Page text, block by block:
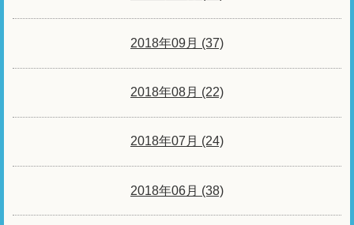
2018年09月 (37)
2018年08月 (22)
2018年07月 (24)
2018年06月 (38)